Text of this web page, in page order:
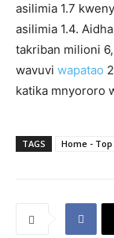
asilimia 1.7
asilimia 1.4.
takriban milioni
wavuvi wapatao
katika mnyororo
TAGS Home -